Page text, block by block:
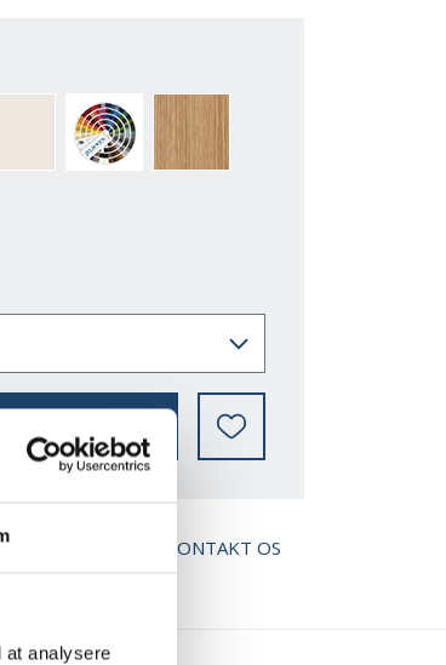
at analysere
NÆSTEN ALLE NCS S OG RAL FARVER
KONTAKT OS